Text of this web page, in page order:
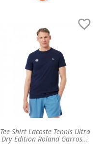
Tee-Shirt Lacoste Tennis Ultra
Dry Edition Roland Garros...
